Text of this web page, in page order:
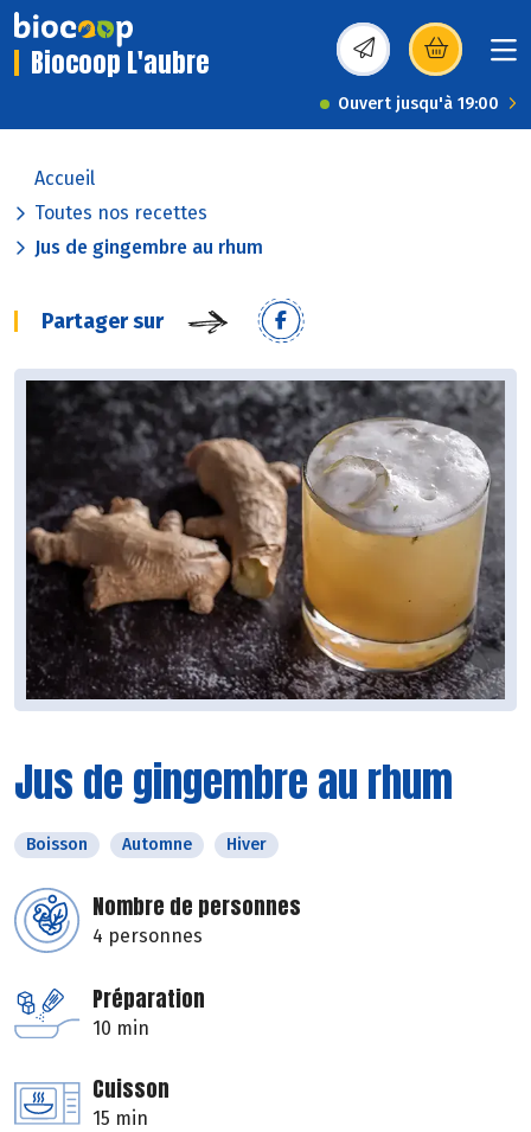
Biocoop L'aubre (s’ouvre dans une
Ouvert jusqu'à 19:00
Accueil
Toutes nos recettes
Jus de gingembre au rhum
Partager sur
Jus de gingembre au rhum
Boisson Automne Hiver
Nombre de personnes
4 personnes
Préparation
10 min
Cuisson
15 min